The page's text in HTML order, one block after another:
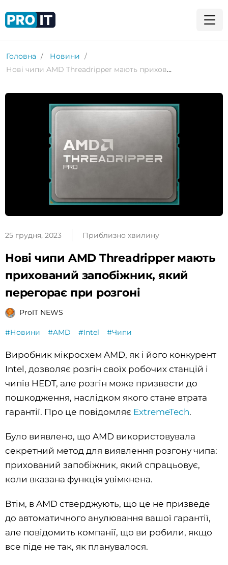
Головна
Новини
Нові чипи AMD Threadripper мають прихований запобіжник, який перегорає при розгоні
25 грудня, 2023 Приблизно хвилину
Нові чипи AMD Threadripper мають
прихований запобіжник, який
перегорає при розгоні
ProIT NEWS
#Новини #AMD #Intel #Чипи
Виробник мікросхем AMD, як і його конкурент
Intel, дозволяє розгін своїх робочих станцій і
чипів HEDT, але розгін може призвести до
пошкодження, наслідком якого стане втрата
гарантії. Про це повідомляє ExtremeTech.
Було виявлено, що AMD використовувала
секретний метод для виявлення розгону чипа:
прихований запобіжник, який спрацьовує,
коли вказана функція увімкнена.
Втім, в AMD стверджують, що це не призведе
до автоматичного анулювання вашої гарантії,
але повідомить компанії, що ви робили, якщо
все піде не так, як планувалося.